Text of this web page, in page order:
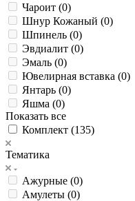
Чароит (0)
Шнур Кожаный (0)
Шпинель (0)
Эвдиалит (0)
Эмаль (0)
Ювелирная вставка (0)
Янтарь (0)
Яшма (0)
Показать все
Комплект (135)
Тематика
Ажурные (0)
Амулеты (0)